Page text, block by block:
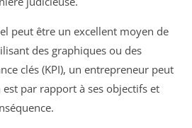
peut être un excellent moyen de
des graphiques ou des
clés (KPI), un entrepreneur peut
par rapport à ses objectifs et